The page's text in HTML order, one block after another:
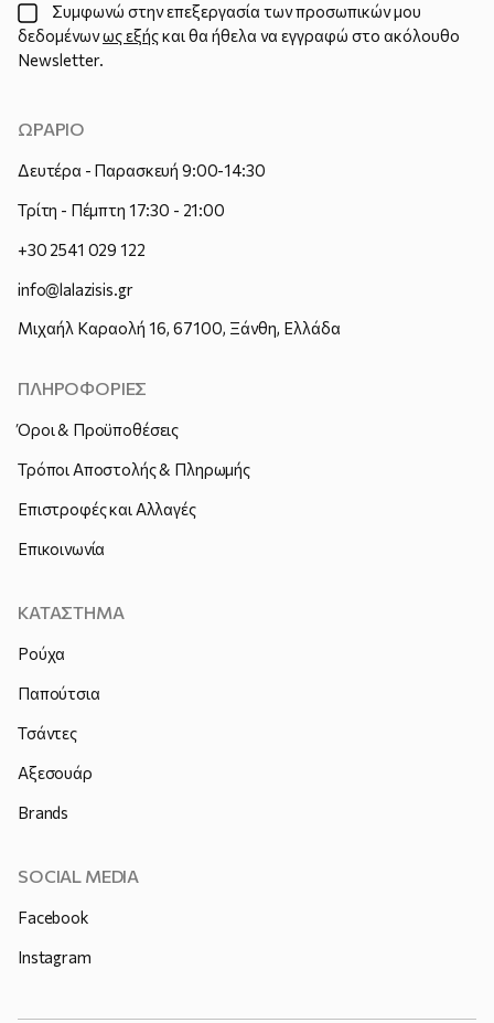
Συμφωνώ στην επεξεργασία των προσωπικών μου
δεδομένωνως εξήςκαι θα ήθελα να εγγραφώ στο ακόλουθο
Newsletter.
ΩΡΑΡΙΟ
Δευτέρα - Παρασκευή 9:00-14:30
Τρίτη - Πέμπτη 17:30 - 21:00
+30 2541 029 122
info@lalazisis.gr
Μιχαήλ Καραολή 16, 67100, Ξάνθη, Ελλάδα
ΠΛΗΡΟΦΟΡΙΕΣ
Όροι & Προϋποθέσεις
Τρόποι Αποστολής & Πληρωμής
Επιστροφές και Αλλαγές
Επικοινωνία
ΚΑΤΑΣΤΗΜΑ
Ρούχα
Παπούτσια
Τσάντες
Αξεσουάρ
Brands
SOCIAL MEDIA
Facebook
Instagram